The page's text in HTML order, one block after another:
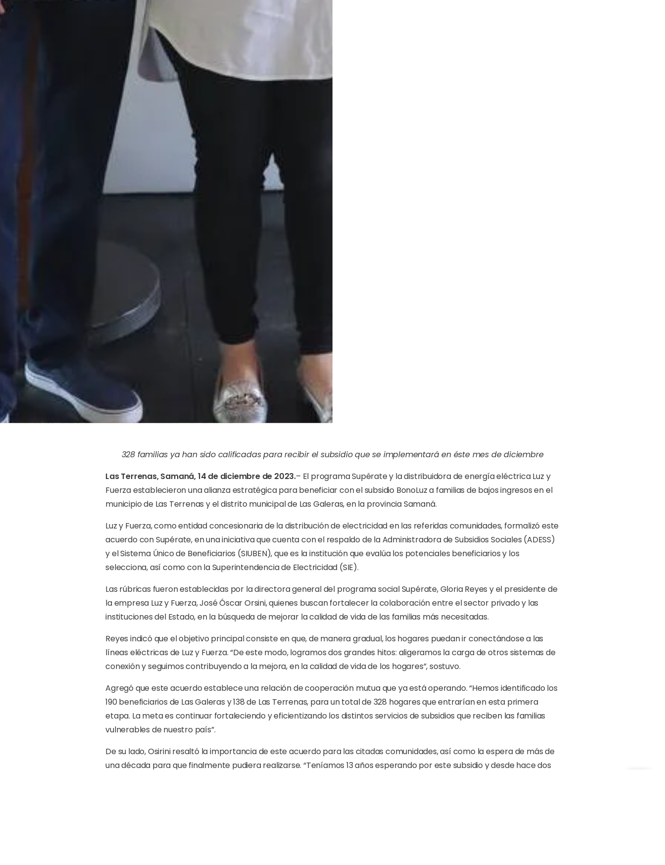
328 familias ya han sido calificadas para recibir el subsidio que se implementará en éste mes de diciembre
Las Terrenas, Samaná, 14 de diciembre de 2023.– El programa Supérate y la distribuidora de energía eléctrica Luz y
Fuerza establecieron una alianza estratégica para beneficiar con el subsidio BonoLuz a familias de bajos ingresos en el
municipio de Las Terrenas y el distrito municipal de Las Galeras, en la provincia Samaná.
Luz y Fuerza, como entidad concesionaria de la distribución de electricidad en las referidas comunidades, formalizó este
acuerdo con Supérate, en una iniciativa que cuenta con el respaldo de la Administradora de Subsidios Sociales (ADESS)
y el Sistema Único de Beneficiarios (SIUBEN), que es la institución que evalúa los potenciales beneficiarios y los
selecciona, así como con la Superintendencia de Electricidad (SIE).
Las rúbricas fueron establecidas por la directora general del programa social Supérate, Gloria Reyes y el presidente de
la empresa Luz y Fuerza, José Óscar Orsini, quienes buscan fortalecer la colaboración entre el sector privado y las
instituciones del Estado, en la búsqueda de mejorar la calidad de vida de las familias más necesitadas.
Reyes indicó que el objetivo principal consiste en que, de manera gradual, los hogares puedan ir conectándose a las
líneas eléctricas de Luz y Fuerza. “De este modo, logramos dos grandes hitos: aligeramos la carga de otros sistemas de
conexión y seguimos contribuyendo a la mejora, en la calidad de vida de los hogares”, sostuvo.
Agregó que este acuerdo establece una relación de cooperación mutua que ya está operando. “Hemos identificado los
190 beneficiarios de Las Galeras y 138 de Las Terrenas, para un total de 328 hogares que entrarían en esta primera
etapa. La meta es continuar fortaleciendo y eficientizando los distintos servicios de subsidios que reciben las familias
vulnerables de nuestro país”.
De su lado, Osirini resaltó la importancia de este acuerdo para las citadas comunidades, así como la espera de más de
una década para que finalmente pudiera realizarse. “Teníamos 13 años esperando por este subsidio y desde hace dos